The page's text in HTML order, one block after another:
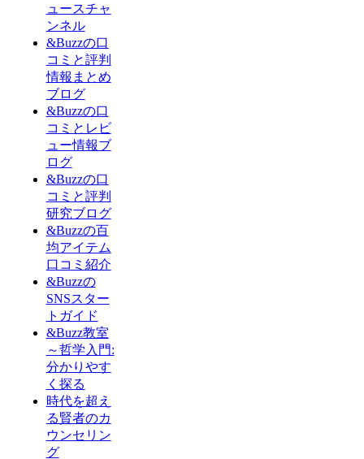
ュースチャ
ンネル
&Buzzの口
コミと評判
情報まとめ
ブログ
&Buzzの口
コミとレビ
ュー情報ブ
ログ
&Buzzの口
コミと評判
研究ブログ
&Buzzの百
均アイテム
口コミ紹介
&Buzzの
SNSスター
トガイド
&Buzz教室
～哲学入門:
分かりやす
く探る
時代を超え
る賢者のカ
ウンセリン
グ